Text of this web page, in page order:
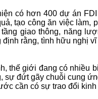
có hơn 400 dự án
tạo công ăn việc làm,
giao thông, năng
rằng, tình hữu nghị
thế giới đang có nhiều
đứt gãy chuỗi cung
cần có sự trao đổi